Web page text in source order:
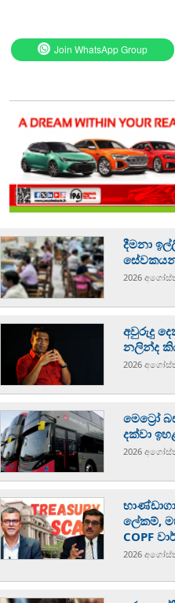
Join WhatsApp Group
දීමනා
2026
අවුරුදු
නලින්ද
2026
මෙට්‍රෝ
දක්වා
2026
ලේකම්,
COPF
2026